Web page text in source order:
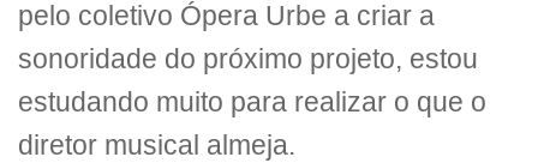
pelo coletivo Ópera Urbe a criar a
sonoridade do próximo projeto, estou
estudando muito para realizar o que o
diretor musical almeja.